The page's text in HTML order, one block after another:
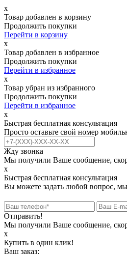
х
Товар добавлен в корзину
Продолжить покупки
Перейти в корзину
х
Товар добавлен в избранное
Продолжить покупки
Перейти в избранное
х
Товар убран из избранного
Продолжить покупки
Перейти в избранное
х
Быстрая бесплатная консультация
Просто оставьте свой номер
Жду звонка
Мы получили Ваше сообщение,
х
Быстрая бесплатная консультация
Вы можете задать любой вопрос,
Отправить!
Мы получили Ваше сообщение,
х
Купить в один клик!
Ваш заказ: